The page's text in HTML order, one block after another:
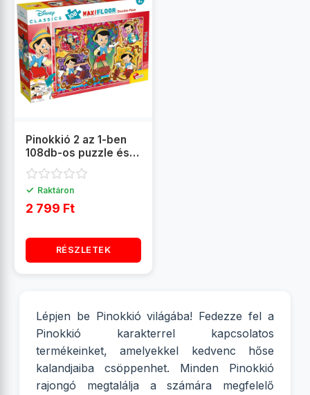
Pinokkió 2 az 1-ben
108db-os puzzle és
színező 70x50cm -
Lisciani
✓ Raktáron
2 799 Ft
RÉSZLETEK
Lépjen be Pinokkió világába! Fedezze fel a
Pinokkió karakterrel kapcsolatos
termékeinket, amelyekkel kedvenc hőse
kalandjaiba csöppenhet. Minden Pinokkió
rajongó megtalálja a számára megfelelő